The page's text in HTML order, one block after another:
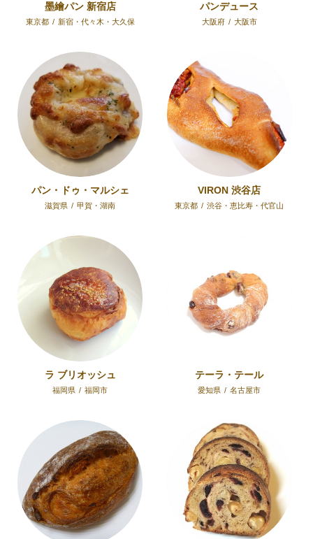
墨繪パン 新宿店
東京都 / 新宿・代々木・大久保
パンデュース
大阪府 / 大阪市
パン・ドゥ・マルシェ
滋賀県 / 甲賀・湖南
VIRON 渋谷店
東京都 / 渋谷・恵比寿・代官山
ラ ブリオッシュ
福岡県 / 福岡市
テーラ・テール
愛知県 / 名古屋市